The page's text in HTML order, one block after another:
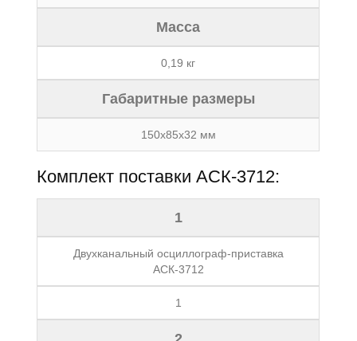
Масса
0,19 кг
Габаритные размеры
150x85x32 мм
Комплект поставки АСК-3712:
1
Двухканальный осциллограф-приставка
АСК-3712
1